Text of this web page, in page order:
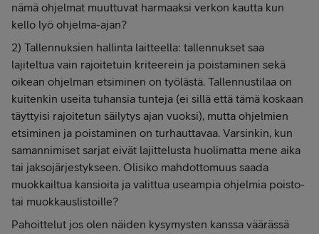
nämä ohjelmat muuttuvat harmaaksi verkon kautta kun
kello lyö ohjelma-ajan?
2) Tallennuksien hallinta laitteella: tallennukset saa
lajiteltua vain rajoitetuin kriteerein ja poistaminen sekä
oikean ohjelman etsiminen on työlästä. Tallennustilaa on
kuitenkin useita tuhansia tunteja (ei sillä että tämä koskaan
täyttyisi rajoitetun säilytys ajan vuoksi), mutta ohjelmien
etsiminen ja poistaminen on turhauttavaa. Varsinkin, kun
samannimiset sarjat eivät lajittelusta huolimatta mene aika
tai jaksojärjestykseen. Olisiko mahdottomuus saada
muokkailtua kansioita ja valittua useampia ohjelmia poisto-
tai muokkauslistoille?
Pahoittelut jos olen näiden kysymysten kanssa väärässä